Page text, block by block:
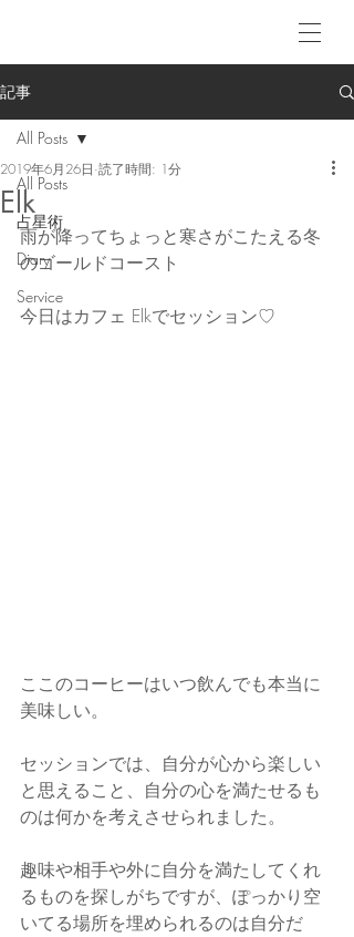
記事
All Posts
占星術
Diary
Service
All Posts
Elk
2019年6月26日 読了時間: 1分
雨が降ってちょっと寒さがこたえる冬
のゴールドコースト
今日はカフェ Elkでセッション♡
ここのコーヒーはいつ飲んでも本当に
美味しい。
セッションでは、自分が心から楽しい
と思えること、自分の心を満たせるも
のは何かを考えさせられました。
趣味や相手や外に自分を満たしてくれ
るものを探しがちですが、ぽっかり空
いてる場所を埋められるのは自分だ